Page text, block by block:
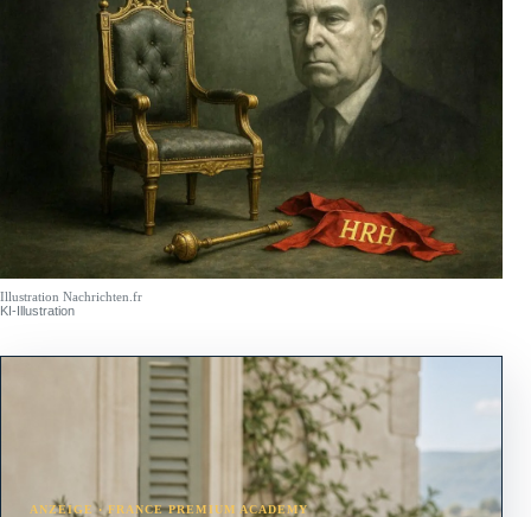
Illustration Nachrichten.fr
KI-Illustration
ANZEIGE · FRANCE PREMIUM ACADEMY